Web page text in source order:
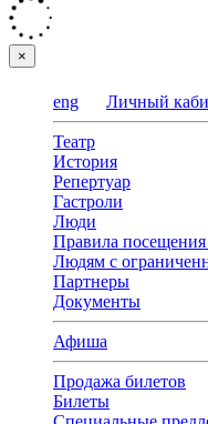
×
eng Личный
Театр
История
Репертуар
Гастроли
Люди
Правила посещения
Людям с
Партнеры
Документы
Афиша
Продажа билетов
Билеты